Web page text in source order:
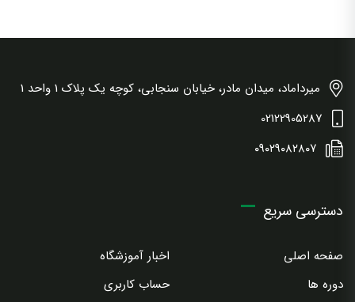
میرداماد، میدان مادر، خیابان سنجابی، کوچه یک پلاک 1 واحد 1
02122905287
۰۹۰۲۹۰۸۲۸۰۷
دسترسی سریع
صفحه اصلی
اخبار آموزشگاه
دوره ها
حساب کاربری